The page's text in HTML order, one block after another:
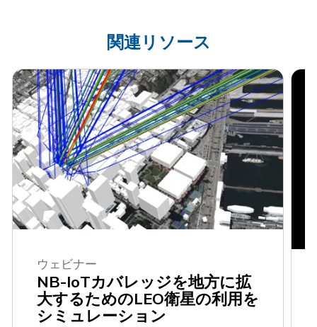
関連リソース
ウェビナー
NB-IoTカバレッジを地方に拡
大するためのLEO衛星の利用を
シミュレーション